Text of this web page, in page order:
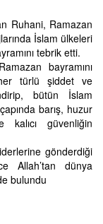
Ruhani, Ramazan
İslam ülkeleri
tebrik etti.
bayramını
türlü şiddet ve
bütün İslam
barış, huzur
güvenliğin
gönderdiği
Allah’tan dünya
bulundu